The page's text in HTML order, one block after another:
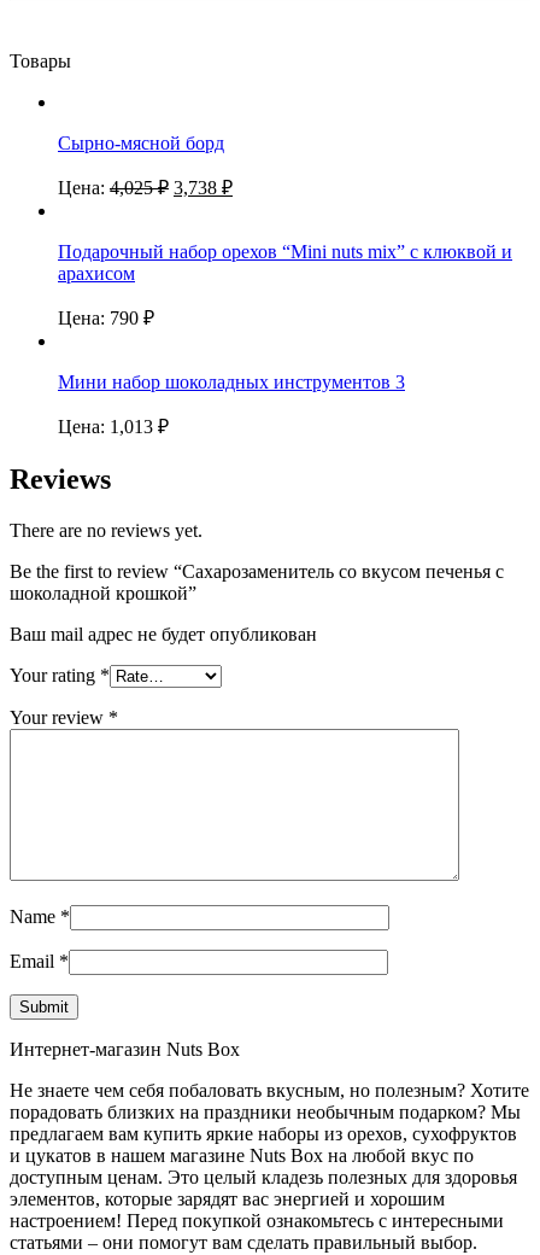
Товары
Сырно-мясной борд
Цена: 4,025₽ 3,738 ₽
Подарочный набор орехов “Mini nuts mix” с клюквой и
арахисом
Цена: 790 ₽
Мини набор шоколадных инструментов 3
Цена: 1,013 ₽
Reviews
There are no reviews yet.
Be the first to review “Сахарозаменитель со вкусом печенья с
шоколадной крошкой”
Ваш mail адрес не будет опубликован
Your rating *
Your review *
Name *
Email *
Интернет-магазин Nuts Box
Не знаете чем себя побаловать вкусным, но полезным? Хотите
порадовать близких на праздники необычным подарком? Мы
предлагаем вам купить яркие наборы из орехов, сухофруктов
и цукатов в нашем магазине Nuts Box на любой вкус по
доступным ценам. Это целый кладезь полезных для здоровья
элементов, которые зарядят вас энергией и хорошим
настроением! Перед покупкой ознакомьтесь с интересными
статьями – они помогут вам сделать правильный выбор.